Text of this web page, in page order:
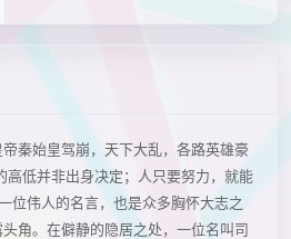
秦始皇驾崩，天下大乱，各路英雄豪
高低并非出身决定；人只要努力，就能
位伟人的名言，也是众多胸怀大志之
角。在僻静的隐居之处，一位名叫司